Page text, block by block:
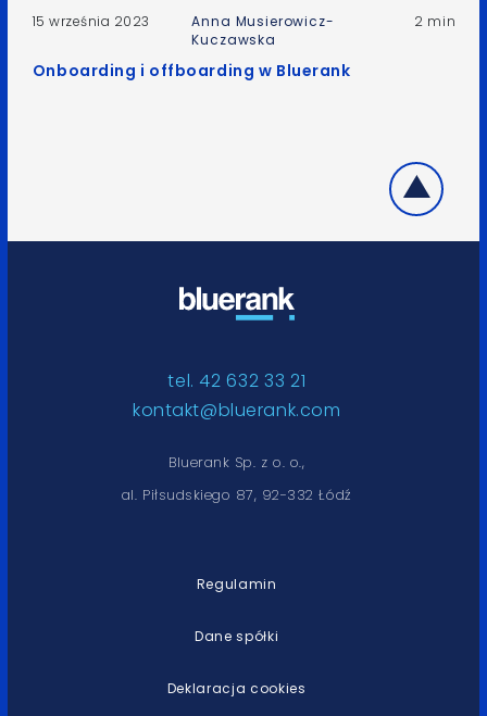
15 września 2023
Anna Musierowicz-
Kuczawska
2 min
Onboarding i offboarding w Bluerank
tel. 42 632 33 21
kontakt@bluerank.com
Bluerank Sp. z o. o.,
al. Piłsudskiego 87, 92-332 Łódź
Regulamin
Dane spółki
Deklaracja cookies